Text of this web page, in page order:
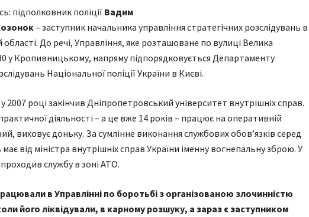
підполковник поліції Вадим
– заступник начальника управління стратегічних розслідувань в
області. До речі, Управління, яке розташоване по вулиці Велика
у Кропивницькому, напряму підпорядковується Департаменту
Національної поліції України в Києві.
2007 році закінчив Дніпропетровський університет внутрішніх справ.
діяльності – а це вже 14 років – працює на оперативній
виховує доньку. За сумлінне виконання службових обов’язків серед
від міністра внутрішніх справ України іменну вогнепальну зброю. У
службу в зоні АТО.
в Управлінні по боротьбі з організованою злочинністю
його ліквідували, в карному розшуку, а зараз є заступником